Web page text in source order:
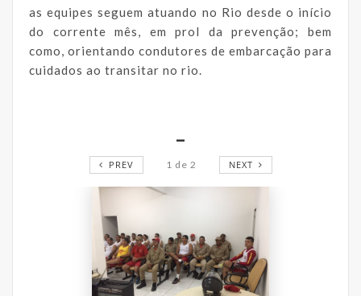
as equipes seguem atuando no Rio desde o início
do corrente mês, em prol da prevenção; bem
como, orientando condutores de embarcação para
cuidados ao transitar no rio.
PREV 1 de 2 NEXT